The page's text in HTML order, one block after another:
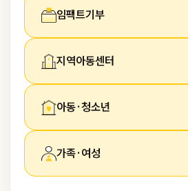
임팩트기부
지역아동센터
아동·청소년
가족·여성